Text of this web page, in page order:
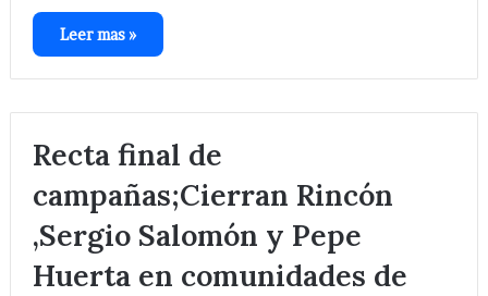
Leer mas »
Recta final de
campañas;Cierran Rincón
,Sergio Salomón y Pepe
Huerta en comunidades de